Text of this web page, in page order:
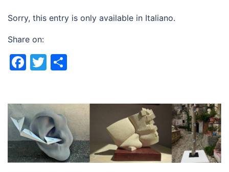
Sorry, this entry is only available in Italiano.
Share on:
Facebook
Twitter